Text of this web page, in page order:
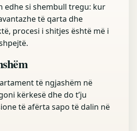
edhe si shembull tregu: kur
të qarta dhe
procesi i shitjes është më i
të ngjashëm në
kërkesë dhe do t’ju
të afërta sapo të dalin në